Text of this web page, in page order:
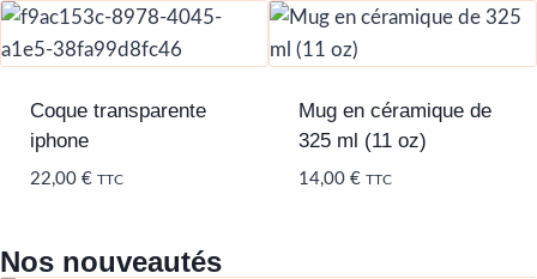
Coque transparente
iphone
22,00 € TTC
Mug en céramique de
325 ml (11 oz)
14,00 € TTC
Nos nouveautés